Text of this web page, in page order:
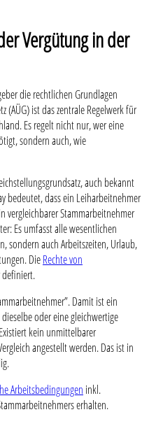
Vergütung in der
die rechtlichen Grundlagen
(AÜG) ist das zentrale Regelwerk für
Es regelt nicht nur, wer eine
sondern auch, wie
auch bekannt
bedeutet, dass ein Leiharbeitnehmer
vergleichbarer Stammarbeitnehmer
Es umfasst alle wesentlichen
sondern auch Arbeitszeiten, Urlaub,
DieRechte von
definiert.
Damit ist ein
oder eine gleichwertige
kein unmittelbarer
angestellt werden. Das ist in
Arbeitsbedingungen inkl.
erhalten.